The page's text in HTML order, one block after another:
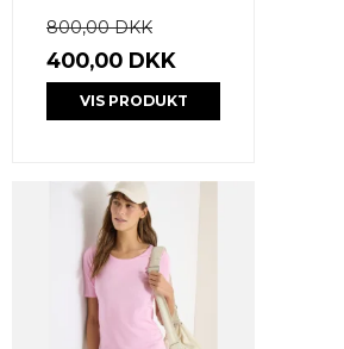
800,00 DKK
400,00 DKK
VIS PRODUKT